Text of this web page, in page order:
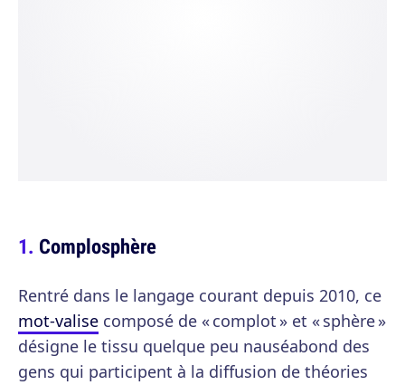
Complosphère
Rentré dans le langage courant depuis 2010, ce
mot-valise composé de « complot » et « sphère »
désigne le tissu quelque peu nauséabond des
gens qui participent à la diffusion de théories